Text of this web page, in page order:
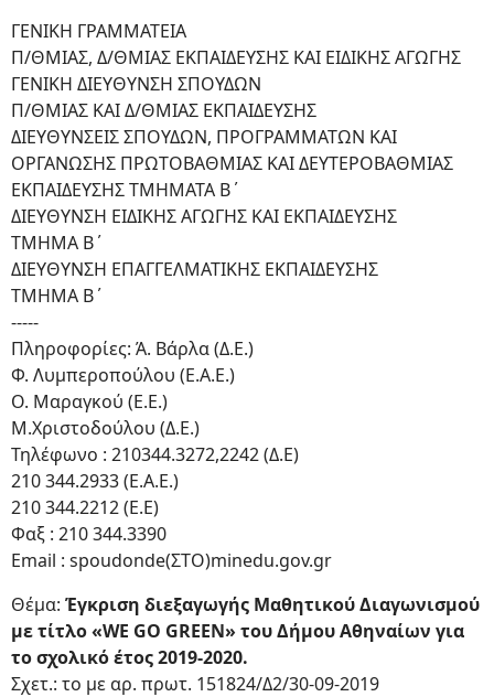
ΓΕΝΙΚΗ ΓΡΑΜΜΑΤΕΙΑ
Π/ΘΜΙΑΣ, Δ/ΘΜΙΑΣ ΕΚΠΑΙΔΕΥΣΗΣ ΚΑΙ ΕΙΔΙΚΗΣ ΑΓΩΓΗΣ
ΓΕΝΙΚΗ ΔΙΕΥΘΥΝΣΗ ΣΠΟΥΔΩΝ
Π/ΘΜΙΑΣ ΚΑΙ Δ/ΘΜΙΑΣ ΕΚΠΑΙΔΕΥΣΗΣ
ΔΙΕΥΘΥΝΣΕΙΣ ΣΠΟΥΔΩΝ, ΠΡΟΓΡΑΜΜΑΤΩΝ ΚΑΙ
ΟΡΓΑΝΩΣΗΣ ΠΡΩΤΟΒΑΘΜΙΑΣ ΚΑΙ ΔΕΥΤΕΡΟΒΑΘΜΙΑΣ
ΕΚΠΑΙΔΕΥΣΗΣ ΤΜΗΜΑΤΑ Β΄
ΔΙΕΥΘΥΝΣΗ ΕΙΔΙΚΗΣ ΑΓΩΓΗΣ ΚΑΙ ΕΚΠΑΙΔΕΥΣΗΣ
ΤΜΗΜΑ Β΄
ΔΙΕΥΘΥΝΣΗ ΕΠΑΓΓΕΛΜΑΤΙΚΗΣ ΕΚΠΑΙΔΕΥΣΗΣ
ΤΜΗΜΑ Β΄
-----
Πληροφορίες: Ά. Βάρλα (Δ.Ε.)
Φ. Λυμπεροπούλου (Ε.Α.Ε.)
Ο. Μαραγκού (Ε.Ε.)
Μ.Χριστοδούλου (Δ.Ε.)
Τηλέφωνο : 210344.3272,2242 (Δ.Ε)
210 344.2933 (Ε.Α.Ε.)
210 344.2212 (E.E)
Φαξ : 210 344.3390
Email : spoudonde(ΣΤΟ)minedu.gov.gr
Θέμα: Έγκριση διεξαγωγής Μαθητικού Διαγωνισμού
με τίτλο «WE GO GREEN» του Δήμου Αθηναίων για
το σχολικό έτος 2019-2020.
Σχετ.: το με αρ. πρωτ. 151824/Δ2/30-09-2019